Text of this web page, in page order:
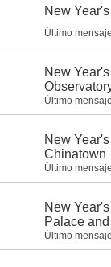
New
Último mensaje
New
Último mensaje
New
Chinatown
Último mensaje
New
Palace
Último mensaje